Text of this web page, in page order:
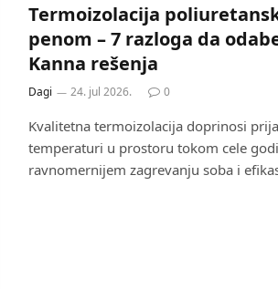
Termoizolacija
penom – 7 razloga da
Kanna rešenja
Dagi 24. jul 2026. 0
Kvalitetna termoizolacija doprinosi
temperaturi u prostoru tokom cele
ravnomernijem zagrevanju soba i